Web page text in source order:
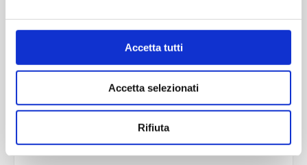
Accetta tutti
Accetta selezionati
Rifiuta
Diametro (mm):0
Altezza (mm):293
Larghezza (mm):154
Quantità per imballo (ordine minimo 1 collo):308
Cod.: CEN200
Please select the address you want to ship to